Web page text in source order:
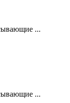
...
...